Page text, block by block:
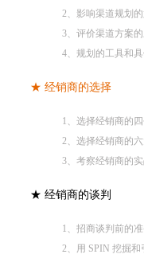
2、影响渠道规划
3、评价渠道方案
4、规划的工具和
★ 经销商的选择
1、选择经销商的
2、选择经销商的
3、考察经销商的
★ 经销商的谈判
1、招商谈判前的
2、用 SPIN 挖掘